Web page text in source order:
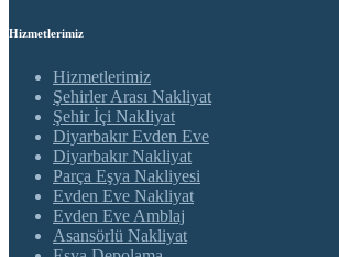
Hizmetlerimiz
Hizmetlerimiz
Şehirler Arası Nakliyat
Şehir İçi Nakliyat
Diyarbakır Evden Eve
Diyarbakır Nakliyat
Parça Eşya Nakliyesi
Evden Eve Nakliyat
Evden Eve Amblaj
Asansörlü Nakliyat